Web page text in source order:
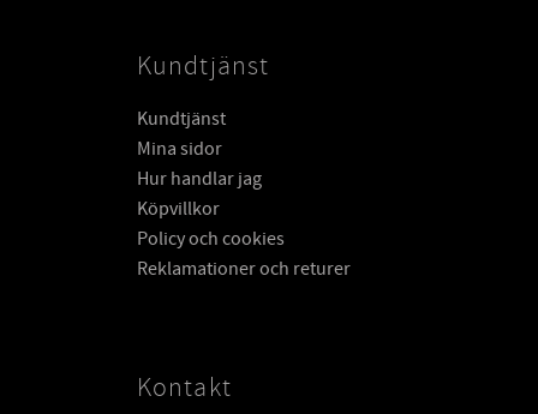
Kundtjänst
Kundtjänst
Mina sidor
Hur handlar jag
Köpvillkor
Policy och cookies
Reklamationer och returer
Kontakt